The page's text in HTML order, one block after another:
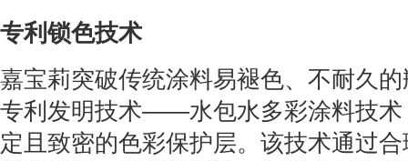
专利锁色技术
嘉宝莉突破传统涂料易褪色、不耐久
专利发明技术——水包水多彩涂料技术
定且致密的色彩保护层。该技术通过